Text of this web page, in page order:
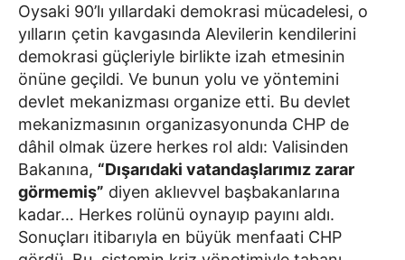
Oysaki 90’lı yıllardaki demokrasi mücadelesi, o
yılların çetin kavgasında Alevilerin kendilerini
demokrasi güçleriyle birlikte izah etmesinin
önüne geçildi. Ve bunun yolu ve yöntemini
devlet mekanizması organize etti. Bu devlet
mekanizmasının organizasyonunda CHP de
dâhil olmak üzere herkes rol aldı: Valisinden
Bakanına, “Dışarıdaki vatandaşlarımız zarar
görmemiş” diyen aklıevvel başbakanlarına
kadar… Herkes rolünü oynayıp payını aldı.
Sonuçları itibarıyla en büyük menfaati CHP